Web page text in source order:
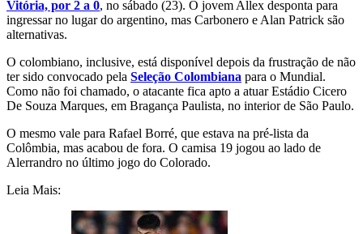
Vitória, por 2 a 0, no sábado (23). O jovem Allex desponta para
ingressar no lugar do argentino, mas Carbonero e Alan Patrick são
alternativas.
O colombiano, inclusive, está disponível depois da frustração de não
ter sido convocado pela Seleção Colombiana para o Mundial.
Como não foi chamado, o atacante fica apto a atuar Estádio Cicero
De Souza Marques, em Bragança Paulista, no interior de São Paulo.
O mesmo vale para Rafael Borré, que estava na pré-lista da
Colômbia, mas acabou de fora. O camisa 19 jogou ao lado de
Alerrandro no último jogo do Colorado.
Leia Mais: